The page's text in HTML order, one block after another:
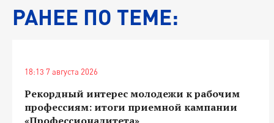
РАНЕЕ ПО ТЕМЕ:
18:13 7 августа 2026
Рекордный интерес молодежи к рабочим
профессиям: итоги приемной кампании